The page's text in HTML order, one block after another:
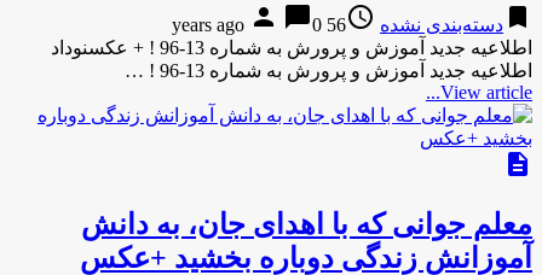
bookmark دسته‌بندی نشده access_time
56 years ago
person chat_bubble0
اطلاعیه جدید آموزش و پرورش به شماره 13-96 ! + عکسنوداد
اطلاعیه جدید آموزش و پرورش به شماره 13-96 ! …
View article...
description
معلم جوانی که با اهدای جان، به دانش
آموزانش زندگی دوباره بخشید +عکس